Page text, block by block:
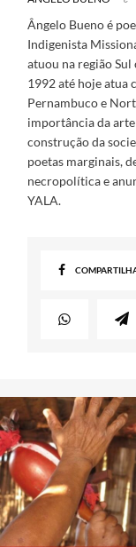
Ângelo Bueno é
Indigenista
atuou na região Sul
1992 até hoje atua
Pernambuco e
importância da
construção da
poetas marginais,
necropolítica e
YALA.